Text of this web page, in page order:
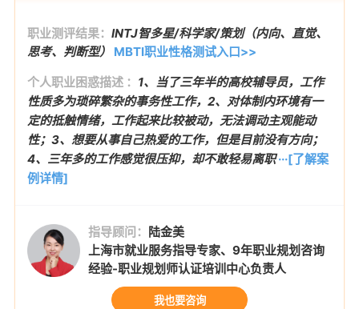
职业测评结果： INTJ智多星/科学家/策划（内向、直觉、
思考、判断型）
MBTI职业性格测试入口>>
个人职业困惑描述 ： 1、当了三年半的高校辅导员，工作
性质多为琐碎繁杂的事务性工作，2、对体制内环境有一
定的抵触情绪，工作起来比较被动，无法调动主观能动
性；3、想要从事自己热爱的工作，但是目前没有方向；
4、三年多的工作感觉很压抑，却不敢轻易离职···[了解案
例详情]
指导顾问： 陆金美
上海市就业服务指导专家、9年职业规划咨询
经验-职业规划师认证培训中心负责人
我也要咨询